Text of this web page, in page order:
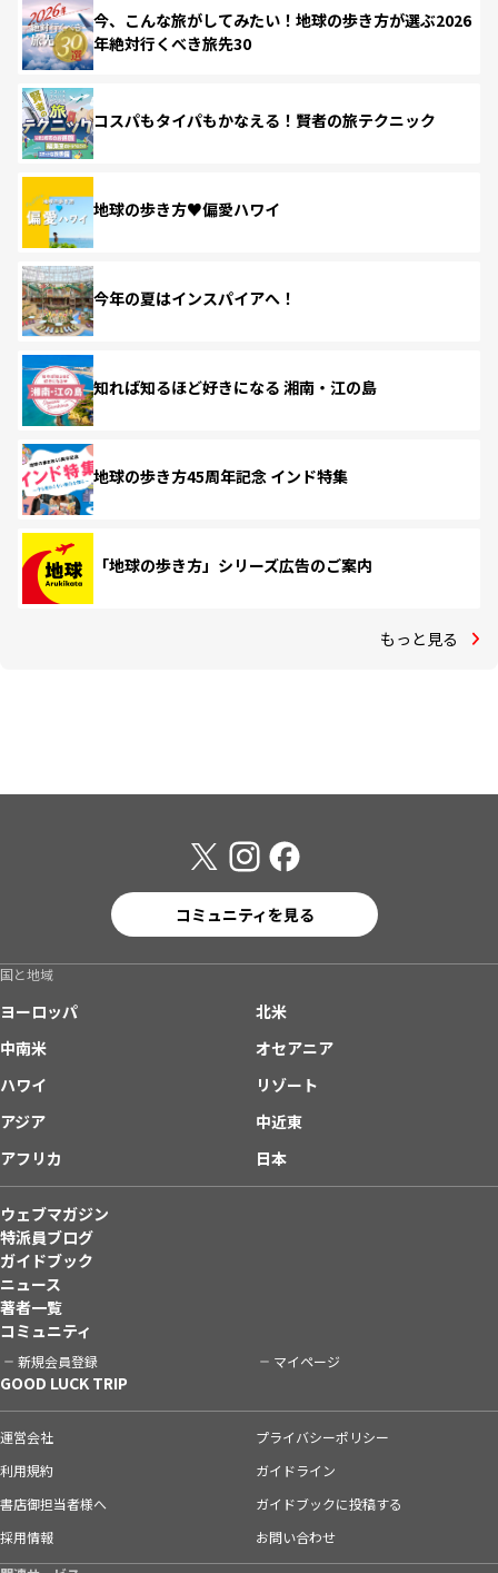
今、こんな旅がしてみたい！地球の歩き方が選ぶ2026
年絶対行くべき旅先30
コスパもタイパもかなえる！賢者の旅テクニック
地球の歩き方♥偏愛ハワイ
今年の夏はインスパイアへ！
知れば知るほど好きになる 湘南・江の島
地球の歩き方45周年記念 インド特集
「地球の歩き方」シリーズ広告のご案内
もっと見る
コミュニティを見る
国と地域
ヨーロッパ
北米
中南米
オセアニア
ハワイ
リゾート
アジア
中近東
アフリカ
日本
ウェブマガジン
特派員ブログ
ガイドブック
ニュース
著者一覧
コミュニティ
新規会員登録 マイページ
GOOD LUCK TRIP
運営会社
プライバシーポリシー
利用規約
ガイドライン
書店御担当者様へ
ガイドブックに投稿する
採用情報
お問い合わせ